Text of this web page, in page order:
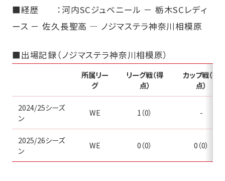
■経歴 ：河内SCジュベニール － 栃木SCレディ
ース － 佐久長聖高 ― ノジマステラ神奈川相模原
■出場記録（ノジマステラ神奈川相模原）
所属リー
グ
リーグ戦（得
点）
カップ戦（得
点）
2024/25シーズ
ン
WE 1（0） -
2025/26シーズ
ン
WE 0（0） 0（0）